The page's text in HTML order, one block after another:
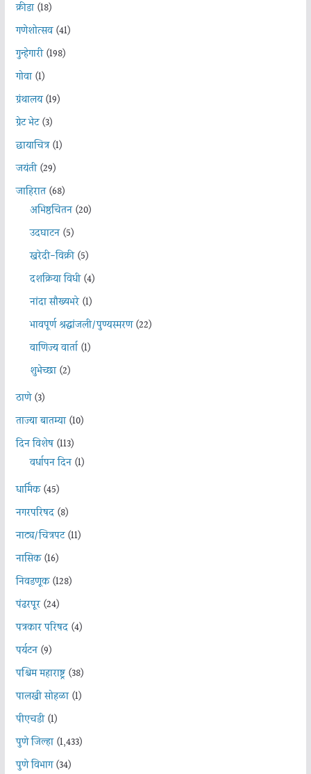
क्रीडा(18)
गणेशोत्सव(41)
गुन्हेगारी(198)
गोवा(1)
ग्रंथालय(19)
ग्रेट भेट(3)
छायाचित्र(1)
जयंती(29)
जाहिरात(68)
अभिष्ठचिंतन(20)
उदघाटन(5)
खरेदी-विक्री(5)
दशक्रिया विधी(4)
नांदा सौख्यभरे(1)
भावपूर्ण श्रद्धांजली/पुण्यस्मरण(22)
वाणिज्य वार्ता(1)
शुभेच्छा(2)
ठाणे(3)
ताज्या बातम्या(10)
दिन विशेष(113)
वर्धापन दिन(1)
धार्मिक(45)
नगरपरिषद(8)
नाट्य/चित्रपट(11)
नासिक(16)
निवडणूक(128)
पंढरपूर(24)
पत्रकार परिषद(4)
पर्यटन(9)
पश्चिम महाराष्ट्र(38)
पालखी सोहळा(1)
पीएचडी(1)
पुणे जिल्हा(1,433)
पुणे विभाग(34)